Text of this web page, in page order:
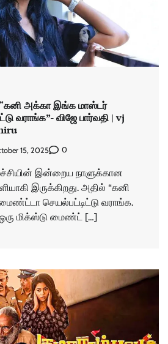
அக்கா இங்க மாஸ்டர்
வராங்க”- விஜே பார்வதி | vj
15, 2025 0
இன்றைய நாளுக்கான
இருக்கிறது. அதில் “கனி
செயல்பட்டிட்டு வராங்க.
மிக்ஸ்டு மைண்ட் […]